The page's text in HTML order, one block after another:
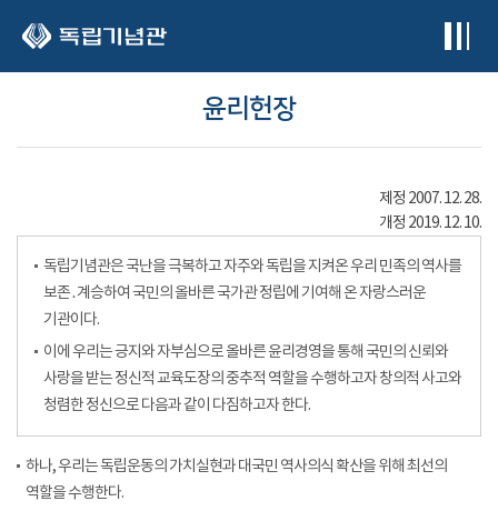
윤리헌장
제정 2007. 12. 28.
개정 2019. 12. 10.
독립기념관은 국난을 극복하고 자주와 독립을 지켜온 우리 민족의 역사를
보존․계승하여 국민의 올바른 국가관 정립에 기여해 온 자랑스러운
기관이다.
이에 우리는 긍지와 자부심으로 올바른 윤리경영을 통해 국민의 신뢰와
사랑을 받는 정신적 교육도장의 중추적 역할을 수행하고자 창의적 사고와
청렴한 정신으로 다음과 같이 다짐하고자 한다.
하나, 우리는 독립운동의 가치실현과 대국민 역사의식 확산을 위해 최선의
역할을 수행한다.